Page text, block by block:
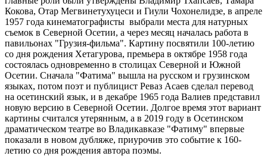
Кокова, Отар Мегвинетухуцеси и Гиули Чохонелидзе, в апреле
1957 года кинематографисты выбрали места для натурных
съемок в Северной Осетии, а через месяц началась работа в
павильонах "Грузия-фильма". Картину посвятили 100-летию
со дня рождения Хетагурова, премьера в октябре 1958 года
состоялась одновременно в столицах Северной и Южной
Осетии. Сначала "Фатима" вышла на русском и грузинском
языках, потом поэт и публицист Реваз Асаев сделал перевод
на осетинский язык, и в декабре 1965 года Валиев представил
новую версию в Северной Осетии. Долгое время этот вариант
картины считался утерянным, а в 2019 году в Осетинском
драматическом театре во Владикавказе "Фатиму" впервые
показали в новом дубляже, приурочив это событие к 160-
летию со дня рождения автора поэмы.